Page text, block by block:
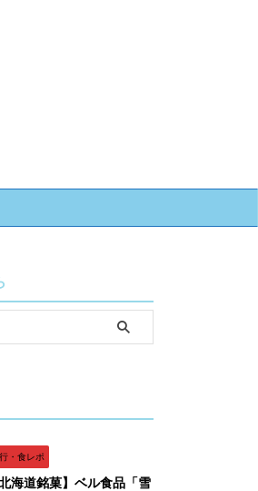
・食レポ
北海道銘菓】ベル食品「雪